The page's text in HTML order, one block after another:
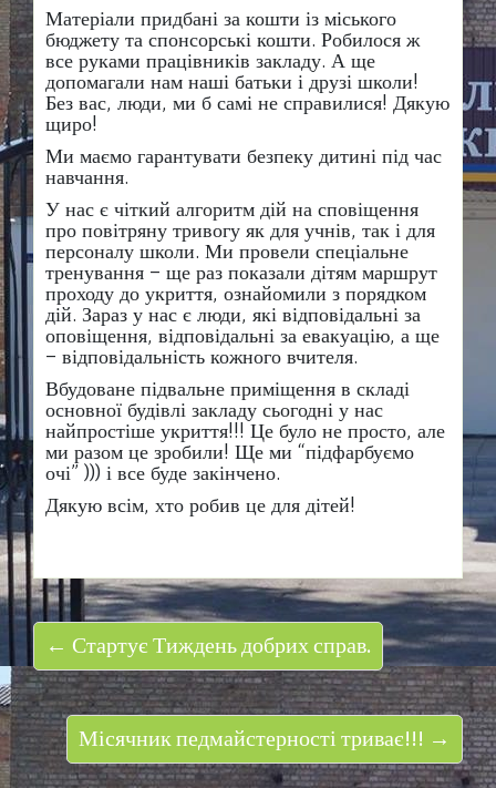
Матеріали придбані за кошти із міського
бюджету та спонсорські кошти. Робилося ж
все руками працівників закладу. А ще
допомагали нам наші батьки і друзі школи!
Без вас, люди, ми б самі не справилися! Дякую
щиро!
Ми маємо гарантувати безпеку дитині під час
навчання.
У нас є чіткий алгоритм дій на сповіщення
про повітряну тривогу як для учнів, так і для
персоналу школи. Ми провели спеціальне
тренування – ще раз показали дітям маршрут
проходу до укриття, ознайомили з порядком
дій. Зараз у нас є люди, які відповідальні за
оповіщення, відповідальні за евакуацію, а ще
– відповідальність кожного вчителя.
Вбудоване підвальне приміщення в складі
основної будівлі закладу сьогодні у нас
найпростіше укриття!!! Це було не просто, але
ми разом це зробили! Ще ми “підфарбуємо
очі” ))) і все буде закінчено.
Дякую всім, хто робив це для дітей!
← Стартує Тиждень добрих справ.
Місячник педмайстерності триває!!! →